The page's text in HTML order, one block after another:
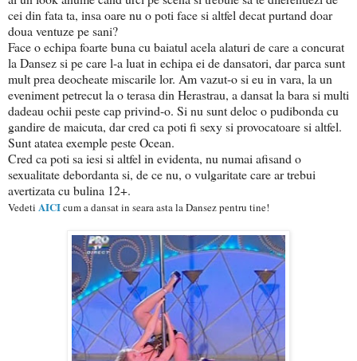
cei din fata ta, insa oare nu o poti face si altfel decat purtand doar
doua ventuze pe sani?
Face o echipa foarte buna cu baiatul acela alaturi de care a concurat
la Dansez si pe care l-a luat in echipa ei de dansatori, dar parca sunt
mult prea deocheate miscarile lor. Am vazut-o si eu in vara, la un
eveniment petrecut la o terasa din Herastrau, a dansat la bara si multi
dadeau ochii peste cap privind-o. Si nu sunt deloc o pudibonda cu
gandire de maicuta, dar cred ca poti fi sexy si provocatoare si altfel.
Sunt atatea exemple peste Ocean.
Cred ca poti sa iesi si altfel in evidenta, nu numai afisand o
sexualitate debordanta si, de ce nu, o vulgaritate care ar trebui
avertizata cu bulina 12+.
Vedeti AICIcum a dansat in seara asta la Dansez pentru tine!